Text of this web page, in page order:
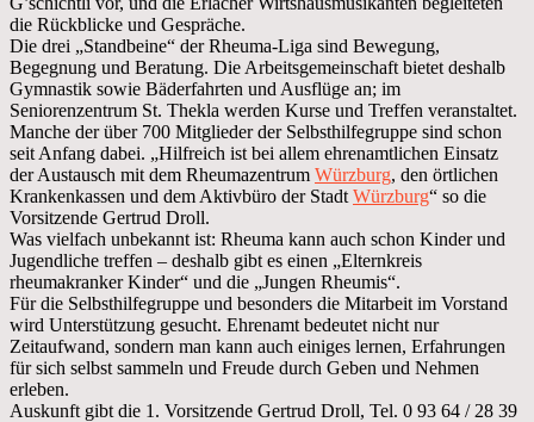
die Rückblicke und Gespräche.
Die drei „Standbeine“ der Rheuma-Liga sind Bewegung,
Begegnung und Beratung. Die Arbeitsgemeinschaft bietet deshalb
Gymnastik sowie Bäderfahrten und Ausflüge an; im
Seniorenzentrum St. Thekla werden Kurse und Treffen veranstaltet.
Manche der über 700 Mitglieder der Selbsthilfegruppe sind schon
seit Anfang dabei. „Hilfreich ist bei allem ehrenamtlichen Einsatz
der Austausch mit dem Rheumazentrum Würzburg, den örtlichen
Krankenkassen und dem Aktivbüro der Stadt Würzburg“ so die
Vorsitzende Gertrud Droll.
Was vielfach unbekannt ist: Rheuma kann auch schon Kinder und
Jugendliche treffen – deshalb gibt es einen „Elternkreis
rheumakranker Kinder“ und die „Jungen Rheumis“.
Für die Selbsthilfegruppe und besonders die Mitarbeit im Vorstand
wird Unterstützung gesucht. Ehrenamt bedeutet nicht nur
Zeitaufwand, sondern man kann auch einiges lernen, Erfahrungen
für sich selbst sammeln und Freude durch Geben und Nehmen
erleben.
Auskunft gibt die 1. Vorsitzende Gertrud Droll, Tel. 0 93 64 / 28 39